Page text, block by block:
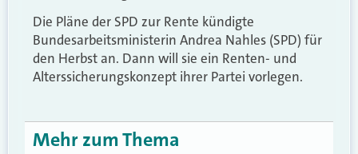
Die Pläne der SPD zur Rente kündigte
Bundesarbeitsministerin Andrea Nahles (SPD) für
den Herbst an. Dann will sie ein Renten- und
Alterssicherungskonzept ihrer Partei vorlegen.
Mehr zum Thema